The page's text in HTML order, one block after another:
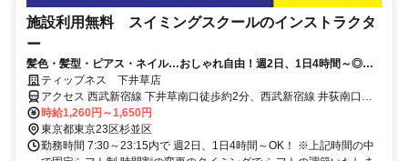
施設利用無料 スイミングスクールのインストラクタ
ー
髪色・髪型・ピアス・ネイル…おしゃれ自由！週2日、1日4時間～◎＜
指導経験はなくてok＞子ども好きな方歓迎
ティップネス 下井草店
アクセス 西武新宿線 下井草南口徒歩約2分、西武新宿線 井荻南口徒
歩約12分、西武新宿線 鷺ノ宮北口徒歩約19分
時給1,260円～1,650円
東京都東京23区杉並区
勤務時間 7:30～23:15内で 週2日、1日4時間～OK！ ※上記時間の中